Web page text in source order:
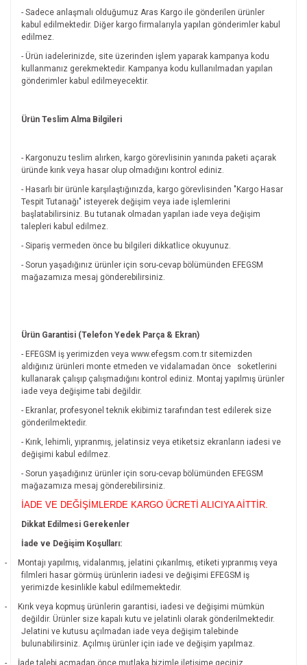
- Sadece anlaşmalı olduğumuz Aras Kargo ile gönderilen ürünler
kabul edilmektedir. Diğer kargo firmalarıyla yapılan gönderimler kabul
edilmez.
- Ürün iadelerinizde, site üzerinden işlem yaparak kampanya kodu
kullanmanız gerekmektedir. Kampanya kodu kullanılmadan yapılan
gönderimler kabul edilmeyecektir.
Ürün Teslim Alma Bilgileri
- Kargonuzu teslim alırken, kargo görevlisinin yanında paketi açarak
üründe kırık veya hasar olup olmadığını kontrol ediniz.
- Hasarlı bir ürünle karşılaştığınızda, kargo görevlisinden "Kargo Hasar
Tespit Tutanağı" isteyerek değişim veya iade işlemlerini
başlatabilirsiniz. Bu tutanak olmadan yapılan iade veya değişim
talepleri kabul edilmez.
- Sipariş vermeden önce bu bilgileri dikkatlice okuyunuz.
- Sorun yaşadığınız ürünler için soru-cevap bölümünden EFEGSM
mağazamıza mesaj gönderebilirsiniz.
Ürün Garantisi (Telefon Yedek Parça & Ekran)
- EFEGSM iş yerimizden veya www.efegsm.com.tr sitemizden
aldığınız ürünleri monte etmeden ve vidalamadan önce
soketlerini
kullanarak çalışıp çalışmadığını kontrol ediniz. Montaj yapılmış ürünler
iade veya değişime tabi değildir.
- Ekranlar, profesyonel teknik ekibimiz tarafından test edilerek size
gönderilmektedir.
- Kırık, lehimli, yıpranmış, jelatinsiz veya etiketsiz ekranların iadesi ve
değişimi kabul edilmez.
- Sorun yaşadığınız ürünler için soru-cevap bölümünden EFEGSM
mağazamıza mesaj gönderebilirsiniz.
İADE VE DEĞİŞİMLERDE KARGO ÜCRETİ ALICIYA AİTTİR.
Dikkat Edilmesi Gerekenler
İade ve Değişim Koşulları:
-
Montajı yapılmış, vidalanmış, jelatini çıkarılmış, etiketi yıpranmış veya
filmleri hasar görmüş ürünlerin iadesi ve değişimi EFEGSM iş
yerimizde kesinlikle kabul edilmemektedir.
-
Kırık veya kopmuş ürünlerin garantisi, iadesi ve değişimi mümkün
değildir. Ürünler size kapalı kutu ve jelatinli olarak gönderilmektedir.
Jelatini ve kutusu açılmadan iade veya değişim talebinde
bulunabilirsiniz. Açılmış ürünler için iade ve değişim yapılmaz.
-
İade talebi açmadan önce mutlaka bizimle iletişime geçiniz.